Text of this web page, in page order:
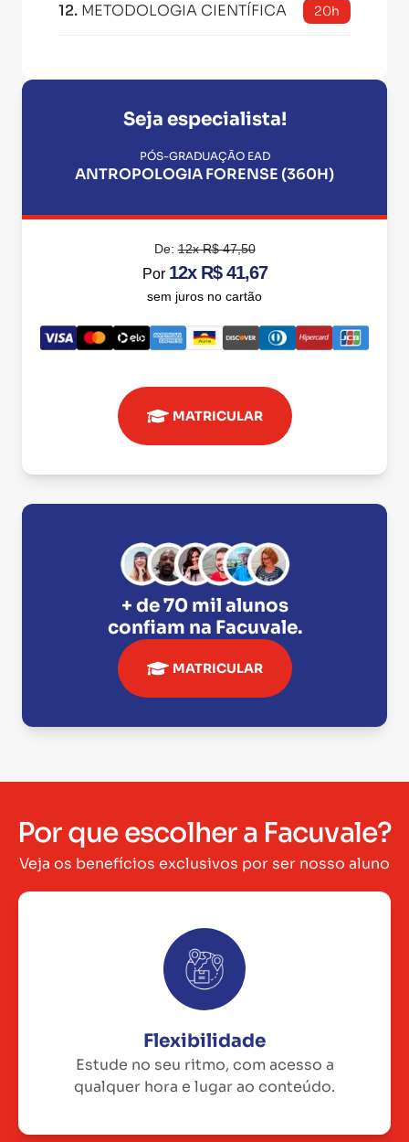
12. METODOLOGIA CIENTÍFICA 20h
Seja especialista!
PÓS-GRADUAÇÃO EAD
ANTROPOLOGIA FORENSE (360H)
De:12x R$ 47,50
Por 12x R$ 41,67
sem juros no cartão
MATRICULAR
+ de 70 mil alunos
confiam na Facuvale.
MATRICULAR
Por que escolher a Facuvale?
Veja os benefícios exclusivos por ser nosso aluno
Flexibilidade
Estude no seu ritmo, com acesso a
qualquer hora e lugar ao conteúdo.